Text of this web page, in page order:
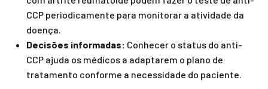
CCP periodicamente para monitorar a atividade da
doença.
Decisões informadas: Conhecer o status do anti-
CCP ajuda os médicos a adaptarem o plano de
tratamento conforme a necessidade do paciente.